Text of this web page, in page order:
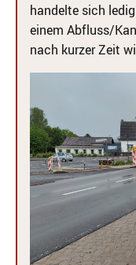
handelte sich
einem Abfluss/
nach kurzer Zeit